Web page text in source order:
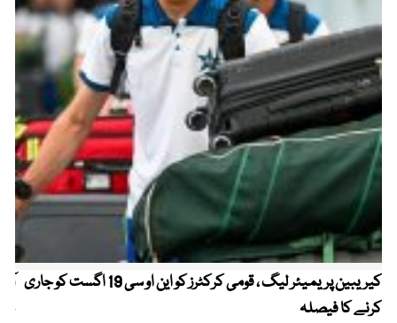
کیریبین پریمیئر لیگ ، قومی کرکٹرز کو این او سی 19 اگست کو جاری
کرنے کا فیصلہ